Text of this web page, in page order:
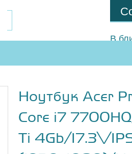
В
Ноутбук Acer
Core i7
Ti 4Gb/17.3\/